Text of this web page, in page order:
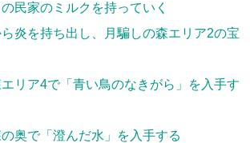
の民家のミルクを持っていく
ら炎を持ち出し、月騙しの森エリア2の宝
エリア4で「青い鳥のなきがら」を入手す
の奥で「澄んだ水」を入手する